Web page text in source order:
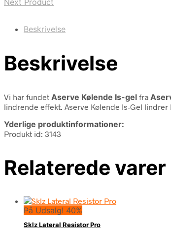
Beskrivelse
Beskrivelse
Vi har fundet Aserve Kølende Is-gel fra
lindrende effekt. Aserve Kølende Is-Gel
Yderlige produktinformationer:
Produkt id: 3143
Relaterede varer
På Udsalg! 40%
Sklz Lateral Resistor Pro